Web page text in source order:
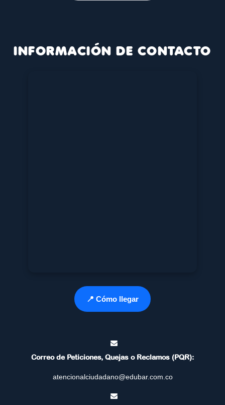
INFORMACIÓN DE CONTACTO
📍 Cómo llegar
Correo de Peticiones, Quejas o Reclamos (PQR):
atencionalciudadano@edubar.com.co